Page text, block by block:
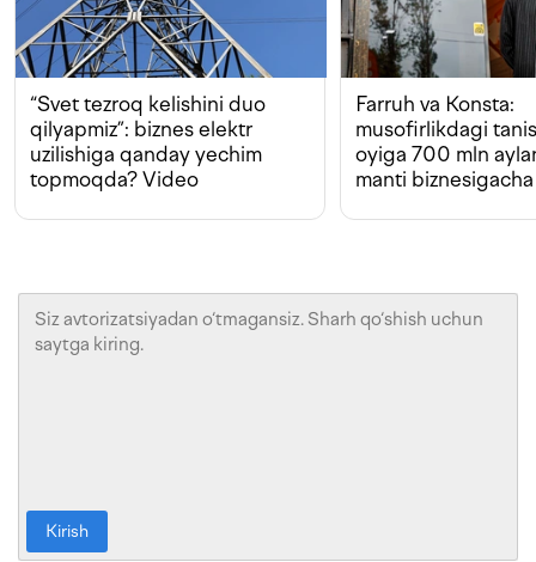
“Svet tezroq kelishini duo
qilyapmiz”: biznes elektr
uzilishiga qanday yechim
topmoqda? Video
Farruh va Konsta:
musofirlikdagi
oyiga 700 mln
manti biznesigacha
Kirish